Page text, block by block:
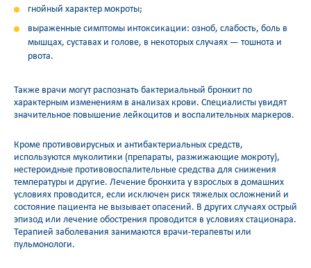
гнойный характер мокроты;
выраженные симптомы интоксикации: озноб, слабость, боль в
мышцах, суставах и голове, в некоторых случаях — тошнота и
рвота.
Также врачи могут распознать бактериальный бронхит по
характерным изменениям в анализах крови. Специалисты увидят
значительное повышение лейкоцитов и воспалительных маркеров.
Кроме противовирусных и антибактериальных средств,
используются муколитики (препараты, разжижающие мокроту),
нестероидные противовоспалительные средства для снижения
температуры и другие. Лечение бронхита у взрослых в домашних
условиях проводится, если исключен риск тяжелых осложнений и
состояние пациента не вызывает опасений. В других случаях острый
эпизод или лечение обострения проводится в условиях стационара.
Терапией заболевания занимаются врачи-терапевты или
пульмонологи.